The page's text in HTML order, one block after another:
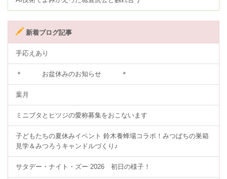
新着ブログ記事
手応えあり
＊ お盆休みのお知らせ ＊
葉月
ミニブタとヒツジの愛称募集をおこないます
子どもたちの夏休みイベント 鈴木養蜂場コラボ！みつばちの巣箱
見学＆みつろうキャンドルづくり♪
サタデー・ナイト・ズー 2026 初日の様子！